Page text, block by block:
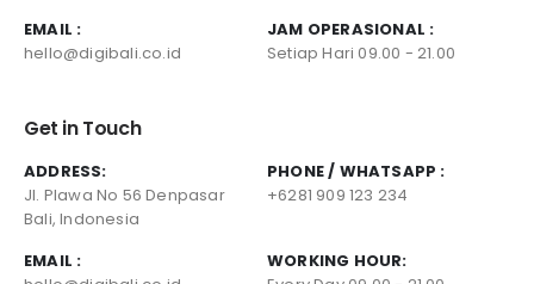
EMAIL :
hello@digibali.co.id
JAM OPERASIONAL :
Setiap Hari 09.00 - 21.00
Get in Touch
ADDRESS:
Jl. Plawa No 56 Denpasar
Bali, Indonesia
PHONE / WHATSAPP :
+6281 909 123 234
EMAIL :
WORKING HOUR: